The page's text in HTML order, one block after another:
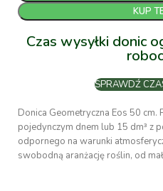
KUP
Czas wysyłki donic
SPRAWDŹ
Donica Geometryczna Eos 50 cm.
pojedynczym dnem lub 15 dm³ z
odpornego na warunki
swobodną aranżację roślin, od